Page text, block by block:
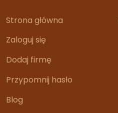
Strona główna
Zaloguj się
Dodaj firmę
Przypomnij hasło
Blog